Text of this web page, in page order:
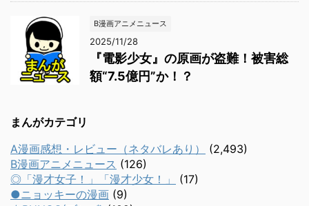
B漫画アニメニュース
2025/11/28
『電影少女』の原画が盗難！被害総
額“7.5億円”か！？
まんがカテゴリ
A漫画感想・レビュー（ネタバレあり）
(2,493)
B漫画アニメニュース (126)
◎「漫才女子！」「漫才少女！」
(17)
●ニョッキーの漫画 (9)